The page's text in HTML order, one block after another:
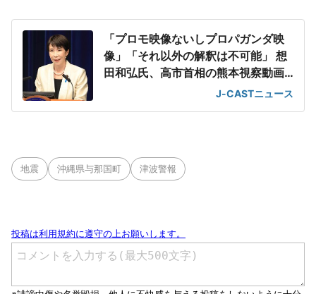
「プロモ映像ないしプロパガンダ映
像」「それ以外の解釈は不可能」 想
田和弘氏、高市首相の熊本視察動画
J-CASTニュース
地震 沖縄県与那国町 津波警報